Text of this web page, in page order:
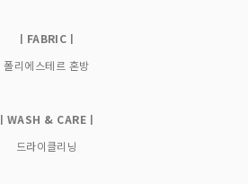
ㅣFABRICㅣ
폴리에스테르 혼방
ㅣWASH & CAREㅣ
드라이클리닝